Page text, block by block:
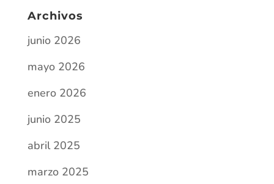
Archivos
junio 2026
mayo 2026
enero 2026
junio 2025
abril 2025
marzo 2025